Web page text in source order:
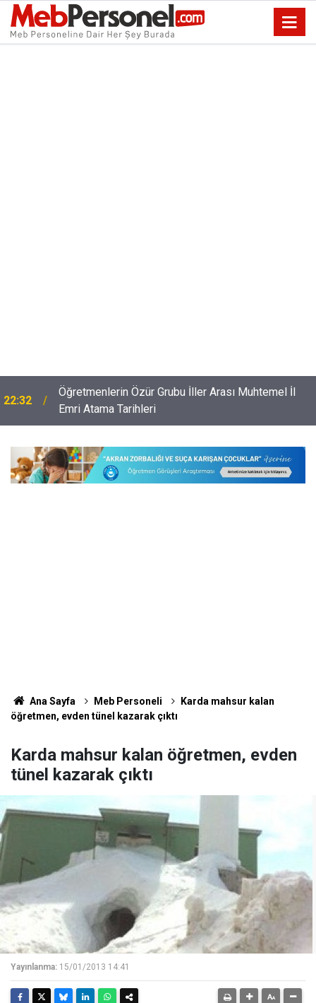
22:32
Öğretmenlerin Özür Grubu İller Arası Muhtemel İl
Emri Atama Tarihleri
Ana Sayfa Meb Personeli
Karda mahsur kalan
öğretmen, evden tünel kazarak çıktı
Karda mahsur kalan öğretmen, evden
tünel kazarak çıktı
Yayınlanma: 15/01/2013 14:41